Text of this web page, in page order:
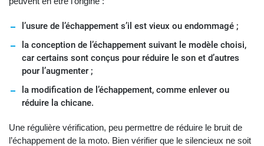
l’usure de l’échappement s’il est vieux ou endommagé ;
la conception de l’échappement suivant le modèle choisi,
car certains sont conçus pour réduire le son et d’autres
pour l’augmenter ;
la modification de l’échappement, comme enlever ou
réduire la chicane.
Une régulière vérification, peu permettre de réduire le bruit de
l’échappement de la moto. Bien vérifier que le silencieux ne soit